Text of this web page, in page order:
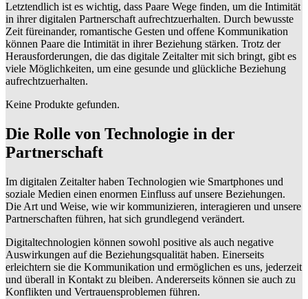
Letztendlich ist es wichtig, dass Paare Wege finden, um die Intimität
in ihrer digitalen Partnerschaft aufrechtzuerhalten. Durch bewusste
Zeit füreinander, romantische Gesten und offene Kommunikation
können Paare die Intimität in ihrer Beziehung stärken. Trotz der
Herausforderungen, die das digitale Zeitalter mit sich bringt, gibt es
viele Möglichkeiten, um eine gesunde und glückliche Beziehung
aufrechtzuerhalten.
Keine Produkte gefunden.
Die Rolle von Technologie in der
Partnerschaft
Im digitalen Zeitalter haben Technologien wie Smartphones und
soziale Medien einen enormen Einfluss auf unsere Beziehungen.
Die Art und Weise, wie wir kommunizieren, interagieren und unsere
Partnerschaften führen, hat sich grundlegend verändert.
Digitaltechnologien können sowohl positive als auch negative
Auswirkungen auf die Beziehungsqualität haben. Einerseits
erleichtern sie die Kommunikation und ermöglichen es uns, jederzeit
und überall in Kontakt zu bleiben. Andererseits können sie auch zu
Konflikten und Vertrauensproblemen führen.